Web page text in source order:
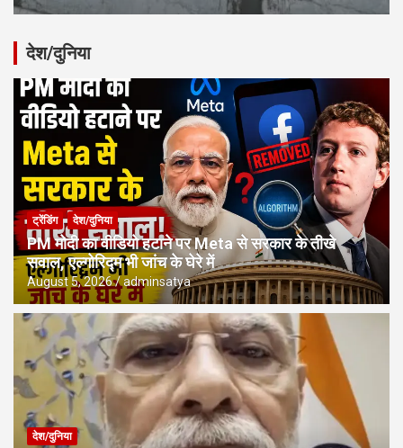
देश/दुनिया
ट्रेंडिंग देश/दुनिया
PM मोदी का वीडियो हटाने पर Meta से सरकार के तीखे
सवाल, एल्गोरिद्म भी जांच के घेरे में
August 5, 2026 adminsatya
देश/दुनिया